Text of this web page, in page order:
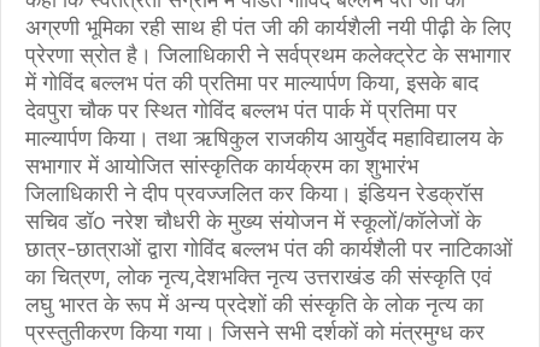
अग्रणी भूमिका रही साथ ही पंत जी की कार्यशैली नयी पीढ़ी के लिए
प्रेरणा स्रोत है। जिलाधिकारी ने सर्वप्रथम कलेक्ट्रेट के सभागार
में गोविंद बल्लभ पंत की प्रतिमा पर माल्यार्पण किया, इसके बाद
देवपुरा चौक पर स्थित गोविंद बल्लभ पंत पार्क में प्रतिमा पर
माल्यार्पण किया। तथा ऋषिकुल राजकीय आयुर्वेद महाविद्यालय के
सभागार में आयोजित सांस्कृतिक कार्यक्रम का शुभारंभ
जिलाधिकारी ने दीप प्रवज्जलित कर किया। इंडियन रेडक्रॉस
सचिव डॉo नरेश चौधरी के मुख्य संयोजन में स्कूलों/कॉलेजों के
छात्र-छात्राओं द्वारा गोविंद बल्लभ पंत की कार्यशैली पर नाटिकाओं
का चित्रण, लोक नृत्य,देशभक्ति नृत्य उत्तराखंड की संस्कृति एवं
लघु भारत के रूप में अन्य प्रदेशों की संस्कृति के लोक नृत्य का
प्रस्तुतीकरण किया गया। जिसने सभी दर्शकों को मंत्रमुग्ध कर